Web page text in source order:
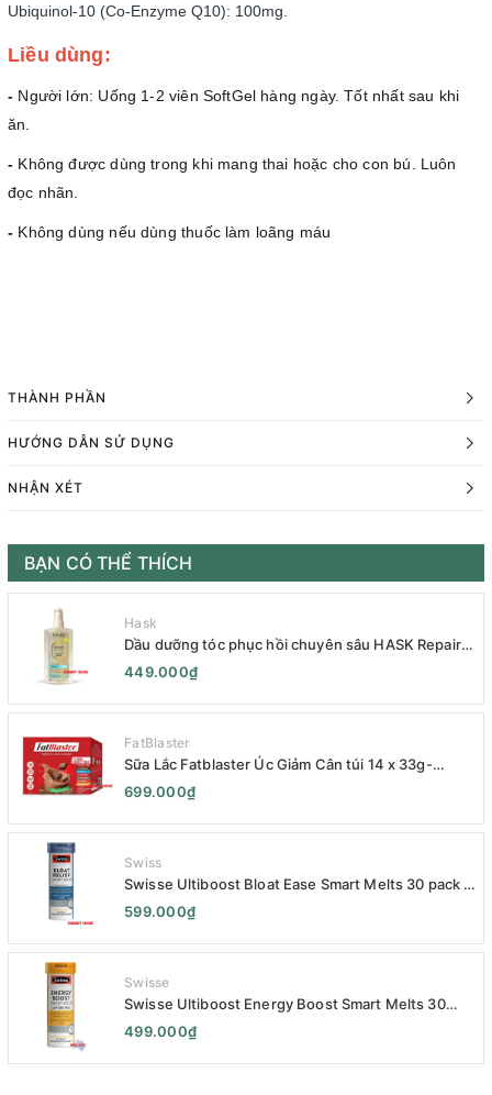
Ubiquinol-10 (Co-Enzyme Q10): 100mg.
Liều dùng:
- Người lớn: Uống 1-2 viên SoftGel hàng ngày. Tốt nhất sau khi
ăn.
- Không được dùng trong khi mang thai hoặc cho con bú. Luôn
đọc nhãn.
- Không dùng nếu dùng thuốc làm loãng máu
THÀNH PHẦN
HƯỚNG DẪN SỬ DỤNG
NHẬN XÉT
BẠN CÓ THỂ THÍCH
Hask
Dầu dưỡng tóc phục hồi chuyên sâu HASK Repair
Series 120mL- HASK Repair Series Intensive Repair
449.000₫
FatBlaster
Sữa Lắc Fatblaster Úc Giảm Cân túi 14 x 33g-
Naturopathica Fatblaster Weight Loss Shake
Variety Pack 14 x 33g - Sữa Giảm Cân
699.000₫
Swiss
Swisse Ultiboost Bloat Ease Smart Melts 30 pack -
Kẹo Ngậm Giảm Đầy Hơi Táo Bón Kèm Men Tiêu
Hóa - Swisse Bloat Relief Smart Melt 30 Viên
599.000₫
Swisse
Swisse Ultiboost Energy Boost Smart Melts 30
pack - Viên uống Tăng cường năng lượng tan chảy
thông minh 30 viên
499.000₫